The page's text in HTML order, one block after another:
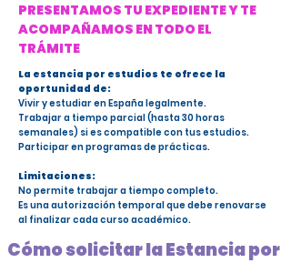
PRESENTAMOS TU EXPEDIENTE Y TE
ACOMPAÑAMOS EN TODO EL
TRÁMITE
La estancia por estudios te ofrece la
oportunidad de:
Vivir y estudiar en España legalmente.
Trabajar a tiempo parcial (hasta 30 horas
semanales) si es compatible con tus estudios.
Participar en programas de prácticas.
Limitaciones:
No permite trabajar a tiempo completo.
Es una autorización temporal que debe renovarse
al finalizar cada curso académico.
Cómo solicitar la Estancia por